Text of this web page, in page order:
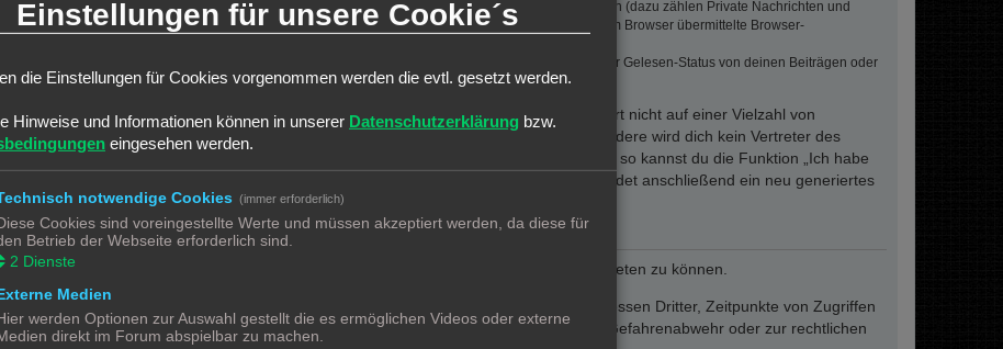
Die IP-Adresse wird weiterhin bei folgenden Aktionen gespeichert: Löschen und Ändern von Beiträgen (dazu zählen Private Nachrichten und
Adresse, Kontoaktivierung, Benutzer-Passwort) und gescheiterte Anmeldeversuche. Die von deinem Browser übermittelte Browser-
Funktion angezeigt und nicht dauerhaft gespeichert.
dass weitere Daten gespeichert werden. Dazu gehören dein Abstimmungsverhalten bei Umfragen, der Gelesen-Status von deinen Beiträgen oder
(Hash) gespeichert, so dass es sicher ist. Jedoch wird dir empfohlen, dieses Passwort nicht auf einer Vielzahl von
zu deinem Benutzerkonto für das Board, also geh mit ihm sorgsam um. Insbesondere wird dich kein Vertreter des
nach deinem Passwort fragen. Solltest du dein Passwort vergessen haben, so kannst du die Funktion „Ich habe
fragt dich dann nach deinem Benutzernamen und deiner E-Mail-Adresse und sendet anschließend ein neu generiertes
Board zugreifen kannst.
und oben näher spezifizierten Daten zu speichern, um das Board betreiben und anbieten zu können.
einer Interessenabwägung zwischen deinen und seinen Interessen sowie den Interessen Dritter, Zeitpunkte von Zugriffen
von deinem Browser übermittelter Browser-Kennung zu speichern, sofern dies zur Gefahrenabwehr oder zur rechtlichen
Einstellungen für unsere Cookie´s
die Einstellungen für Cookies vorgenommen werden die evtl. gesetzt werden.
Hinweise und Informationen können in unserer Datenschutzerklärung bzw.
eingesehen werden.
notwendige Cookies (immer erforderlich)
Cookies sind voreingestellte Werte und müssen akzeptiert werden, da diese für
Betrieb der Webseite erforderlich sind.
2 Dienste
Medien
werden Optionen zur Auswahl gestellt die es ermöglichen Videos oder externe
direkt im Forum abspielbar zu machen.